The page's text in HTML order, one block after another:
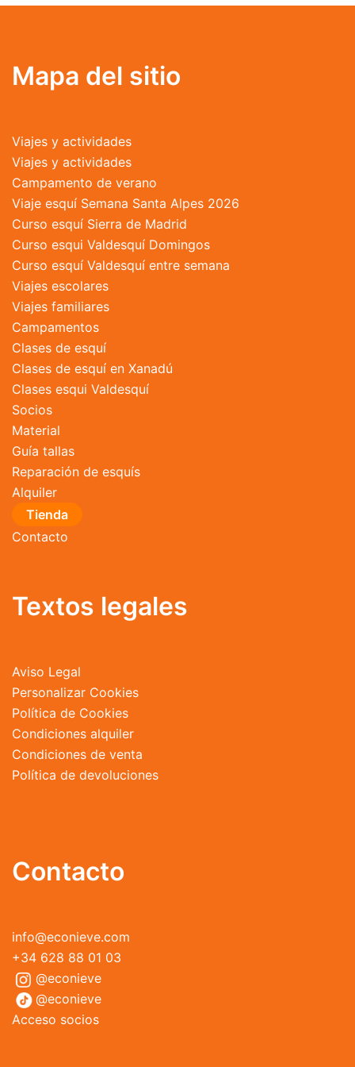
variantes.
se
pueden
la
página
de
producto
Mapa del sitio
Viajes y actividades
Viajes y actividades
Campamento de verano
Viaje esquí Semana Santa Alpes 2026
Curso esquí Sierra de Madrid
Curso esqui Valdesquí Domingos
Curso esquí Valdesquí entre semana
Viajes escolares
Viajes familiares
Campamentos
Clases de esquí
Clases de esquí en Xanadú
Clases esqui Valdesquí
Socios
Material
Guía tallas
Reparación de esquís
Alquiler
Tienda
Contacto
Textos legales
Aviso Legal
Personalizar Cookies
Política de Cookies
Condiciones alquiler
Condiciones de venta
Política de devoluciones
Contacto
info@econieve.com
+34 628 88 01 03
@econieve
@econieve
Acceso socios